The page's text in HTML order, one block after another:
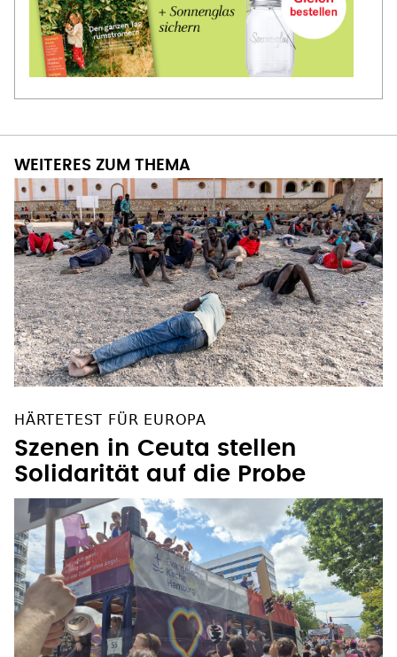
WEITERES ZUM THEMA
HÄRTETEST FÜR EUROPA
Szenen in Ceuta stellen
Solidarität auf die Probe